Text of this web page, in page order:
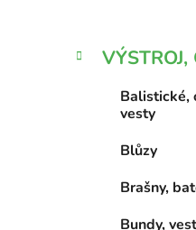
PPřeskočit
kategorie
K
a
VÝSTROJ,
Balistické,
vesty
Blůzy
Brašny,
Bundy,